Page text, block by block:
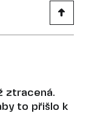
ztracená.
to přišlo k